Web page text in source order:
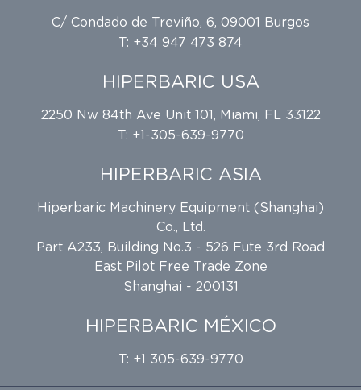
C/ Condado de Treviño, 6, 09001 Burgos
T: +34 947 473 874
HIPERBARIC USA
2250 Nw 84th Ave Unit 101, Miami, FL 33122
T: +1-305-639-9770
HIPERBARIC ASIA
Hiperbaric Machinery Equipment (Shanghai)
Co., Ltd.
Part A233, Building No.3 - 526 Fute 3rd Road
East Pilot Free Trade Zone
Shanghai - 200131
HIPERBARIC MÉXICO
T: +1 305-639-9770